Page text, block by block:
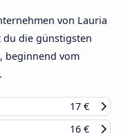
von Lauria
du die günstigsten
beginnend vom
17 €
16 €